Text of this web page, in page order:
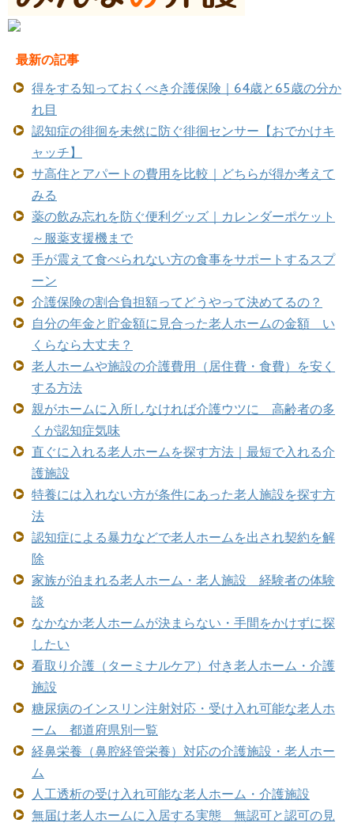
最新の記事
得をする知っておくべき介護保険｜64歳と65歳の分か
れ目
認知症の徘徊を未然に防ぐ徘徊センサー【おでかけキ
ャッチ】
サ高住とアパートの費用を比較｜どちらが得か考えて
みる
薬の飲み忘れを防ぐ便利グッズ｜カレンダーポケット
～服薬支援機まで
手が震えて食べられない方の食事をサポートするスプ
ーン
介護保険の割合負担額ってどうやって決めてるの？
自分の年金と貯金額に見合った老人ホームの金額 い
くらなら大丈夫？
老人ホームや施設の介護費用（居住費・食費）を安く
する方法
親がホームに入所しなければ介護ウツに 高齢者の多
くが認知症気味
直ぐに入れる老人ホームを探す方法｜最短で入れる介
護施設
特養には入れない方が条件にあった老人施設を探す方
法
認知症による暴力などで老人ホームを出され契約を解
除
家族が泊まれる老人ホーム・老人施設 経験者の体験
談
なかなか老人ホームが決まらない・手間をかけずに探
したい
看取り介護（ターミナルケア）付き老人ホーム・介護
施設
糖尿病のインスリン注射対応・受け入れ可能な老人ホ
ーム 都道府県別一覧
経鼻栄養（鼻腔経管栄養）対応の介護施設・老人ホー
ム
人工透析の受け入れ可能な老人ホーム・介護施設
無届け老人ホームに入居する実態 無認可と認可の見